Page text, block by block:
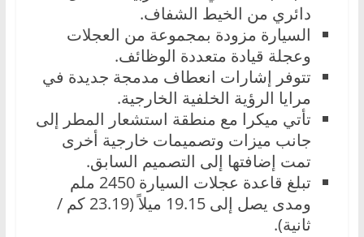
دائري من الخيط الشفاف.
السيارة مزودة بمجموعة من العجلات
وعجلة قيادة متعددة الوظائف.
تتوفر إشارات انعطاف مدمجة جديدة في
مرايا الرؤية الخلفية الخارجية.
تأتي ميكرا مع منطقة استشعار المطر إلى
جانب ميزات وتصميمات خارجية أخرى
تمت إضافتها إلى التصميم السابق.
تبلغ قاعدة عجلات السيارة 2450 ملم
ومدى يصل إلى 19.15 ميلاً (23.19 كم /
ثانية).